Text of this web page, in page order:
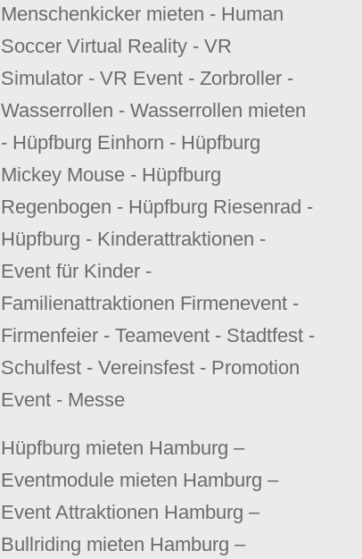
Menschenkicker mieten - Human
Soccer Virtual Reality - VR
Simulator - VR Event - Zorbroller -
Wasserrollen - Wasserrollen mieten
- Hüpfburg Einhorn - Hüpfburg
Mickey Mouse - Hüpfburg
Regenbogen - Hüpfburg Riesenrad -
Hüpfburg - Kinderattraktionen -
Event für Kinder -
Familienattraktionen Firmenevent -
Firmenfeier - Teamevent - Stadtfest -
Schulfest - Vereinsfest - Promotion
Event - Messe
Hüpfburg mieten Hamburg –
Eventmodule mieten Hamburg –
Event Attraktionen Hamburg –
Bullriding mieten Hamburg –